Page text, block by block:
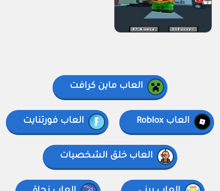
العاب ماين كرافت
العاب Roblox العاب فورتنايت
العاب خلق الشخصيات